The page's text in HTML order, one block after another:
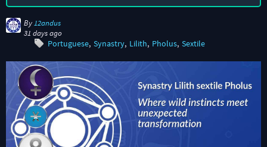
By 12andus
31 days ago
Portuguese Synastry Lilith Pholus Sextile